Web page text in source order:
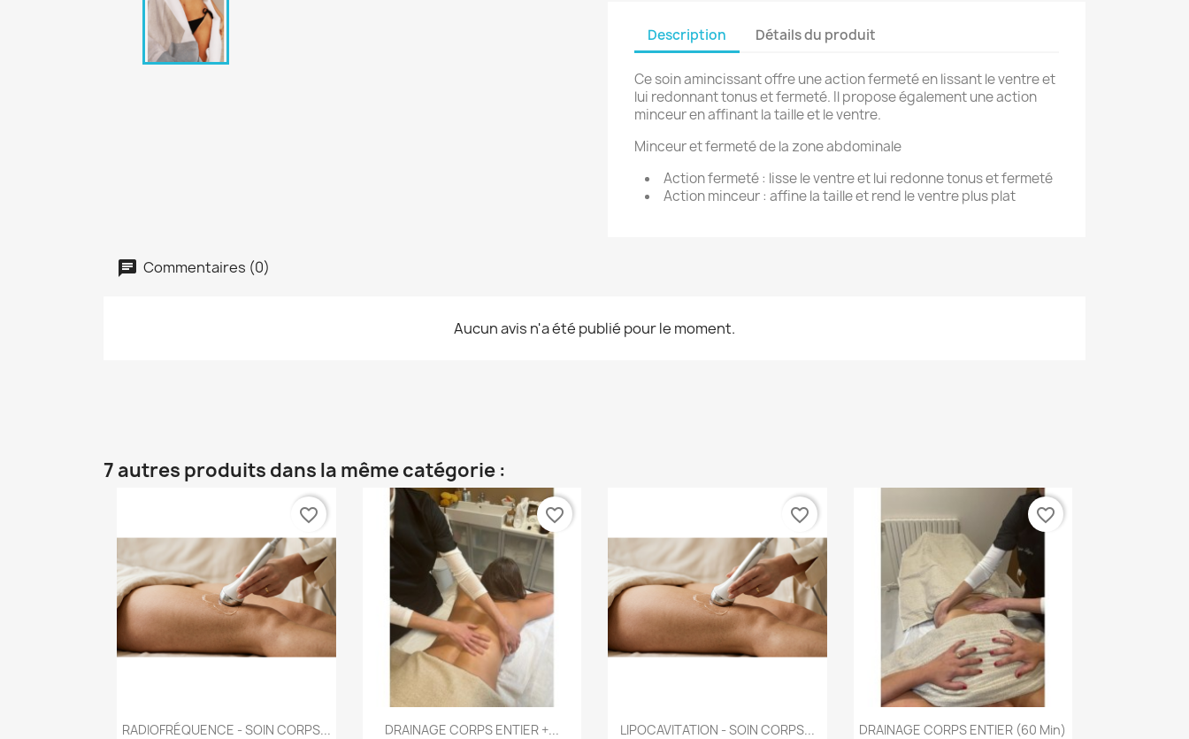
Description Détails du produit
Ce soin amincissant offre une action fermeté en lissant le ventre et
lui redonnant tonus et fermeté. Il propose également une action
minceur en affinant la taille et le ventre.
Minceur et fermeté de la zone abdominale
Action fermeté : lisse le ventre et lui redonne tonus et fermeté
Action minceur : affine la taille et rend le ventre plus plat
Commentaires (0)
Aucun avis n'a été publié pour le moment.
7 autres produits dans la même catégorie :
Aperçu rapide
RADIOFRÉQUENCE - SOIN CORPS...
favorite_border
Aperçu rapide
DRAINAGE CORPS ENTIER +...
favorite_border
Aperçu rapide
LIPOCAVITATION - SOIN CORPS...
favorite_border
Aperçu rapide
DRAINAGE CORPS ENTIER (60 Min)
favorite_border